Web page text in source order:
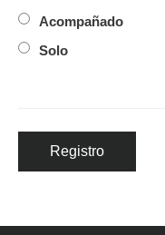
Acompañado
Solo